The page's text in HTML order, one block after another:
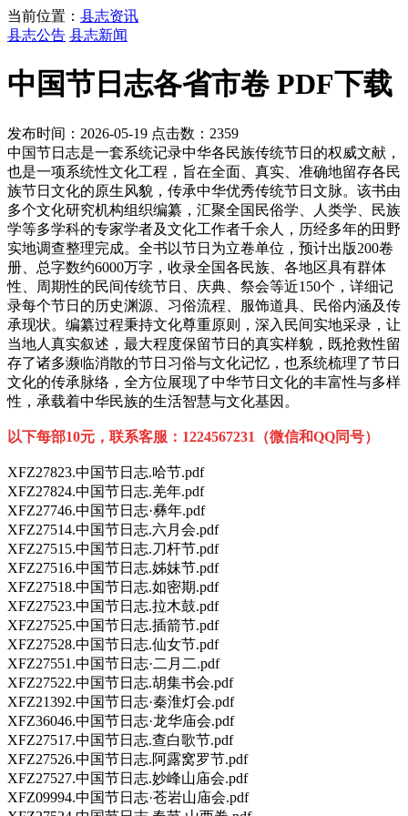
当前位置： 县志资讯
县志公告 县志新闻
中国节日志各省市卷 PDF下载
发布时间：2026-05-19 点击数：2359
中国节日志是一套系统记录中华各民族传统节日的权威文献，
也是一项系统性文化工程，旨在全面、真实、准确地留存各民
族节日文化的原生风貌，传承中华优秀传统节日文脉。该书由
多个文化研究机构组织编纂，汇聚全国民俗学、人类学、民族
学等多学科的专家学者及文化工作者千余人，历经多年的田野
实地调查整理完成。全书以节日为立卷单位，预计出版200卷
册、总字数约6000万字，收录全国各民族、各地区具有群体
性、周期性的民间传统节日、庆典、祭会等近150个，详细记
录每个节日的历史渊源、习俗流程、服饰道具、民俗内涵及传
承现状。编纂过程秉持文化尊重原则，深入民间实地采录，让
当地人真实叙述，最大程度保留节日的真实样貌，既抢救性留
存了诸多濒临消散的节日习俗与文化记忆，也系统梳理了节日
文化的传承脉络，全方位展现了中华节日文化的丰富性与多样
性，承载着中华民族的生活智慧与文化基因。
以下每部10元，联系客服：1224567231（微信和QQ同号）
XFZ27823.中国节日志.哈节.pdf
XFZ27824.中国节日志.羌年.pdf
XFZ27746.中国节日志·彝年.pdf
XFZ27514.中国节日志.六月会.pdf
XFZ27515.中国节日志.刀杆节.pdf
XFZ27516.中国节日志.姊妹节.pdf
XFZ27518.中国节日志.如密期.pdf
XFZ27523.中国节日志.拉木鼓.pdf
XFZ27525.中国节日志.插箭节.pdf
XFZ27528.中国节日志.仙女节.pdf
XFZ27551.中国节日志·二月二.pdf
XFZ27522.中国节日志.胡集书会.pdf
XFZ21392.中国节日志·秦淮灯会.pdf
XFZ36046.中国节日志·龙华庙会.pdf
XFZ27517.中国节日志.查白歌节.pdf
XFZ27526.中国节日志.阿露窝罗节.pdf
XFZ27527.中国节日志.妙峰山庙会.pdf
XFZ09994.中国节日志·苍岩山庙会.pdf